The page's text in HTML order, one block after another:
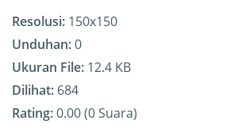
Resolusi: 150x150
Unduhan:0
Ukuran File: 12.4 KB
Dilihat: 684
Rating:0.00 (0 Suara)